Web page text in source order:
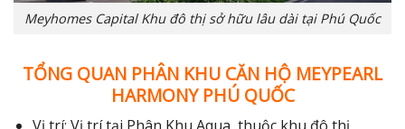
Meyhomes Capital Khu đô thị sở hữu lâu dài tại Phú Quốc
TỔNG QUAN PHÂN KHU CĂN HỘ MEYPEARL
HARMONY PHÚ QUỐC